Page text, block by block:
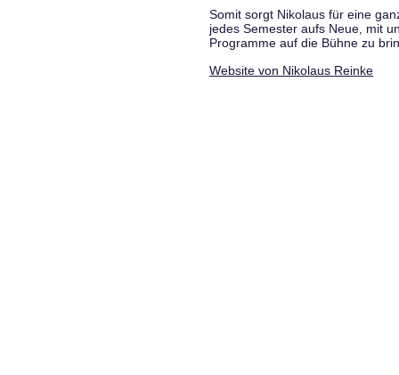
Somit sorgt Nikolaus für eine
jedes Semester aufs Neue, mit
Programme auf die Bühne zu
Website von Nikolaus Reinke